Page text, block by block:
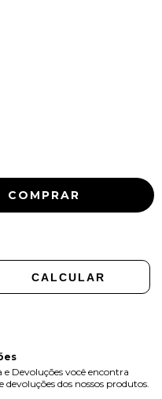
CALCULAR
e Devoluções você encontra
dos nossos produtos.